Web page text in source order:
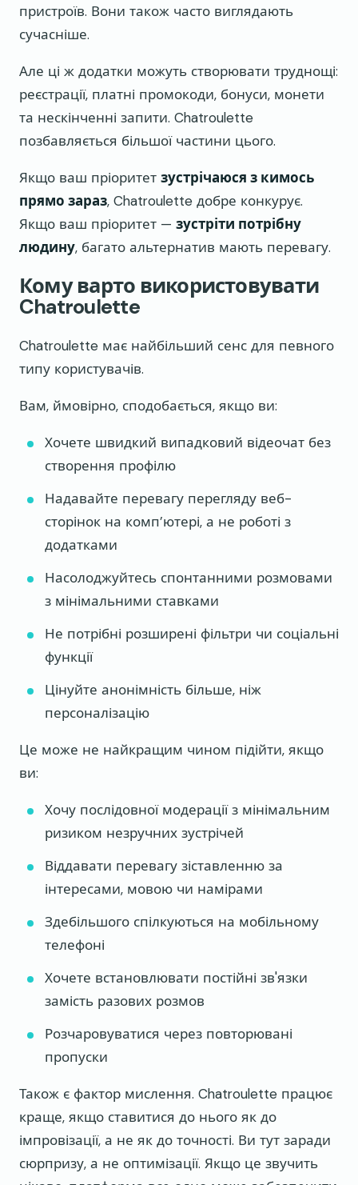
пристроїв. Вони також часто виглядають
сучасніше.
Але ці ж додатки можуть створювати труднощі:
реєстрації, платні промокоди, бонуси, монети
та нескінченні запити. Chatroulette
позбавляється більшої частини цього.
Якщо ваш пріоритет зустрічаюся з кимось
прямо зараз, Chatroulette добре конкурує.
Якщо ваш пріоритет — зустріти потрібну
людину, багато альтернатив мають перевагу.
Кому варто використовувати
Chatroulette
Chatroulette має найбільший сенс для певного
типу користувачів.
Вам, ймовірно, сподобається, якщо ви:
Хочете швидкий випадковий відеочат без
створення профілю
Надавайте перевагу перегляду веб-
сторінок на комп’ютері, а не роботі з
додатками
Насолоджуйтесь спонтанними розмовами
з мінімальними ставками
Не потрібні розширені фільтри чи соціальні
функції
Цінуйте анонімність більше, ніж
персоналізацію
Це може не найкращим чином підійти, якщо
ви:
Хочу послідовної модерації з мінімальним
ризиком незручних зустрічей
Віддавати перевагу зіставленню за
інтересами, мовою чи намірами
Здебільшого спілкуються на мобільному
телефоні
Хочете встановлювати постійні зв'язки
замість разових розмов
Розчаровуватися через повторювані
пропуски
Також є фактор мислення. Chatroulette працює
краще, якщо ставитися до нього як до
імпровізації, а не як до точності. Ви тут заради
сюрпризу, а не оптимізації. Якщо це звучить